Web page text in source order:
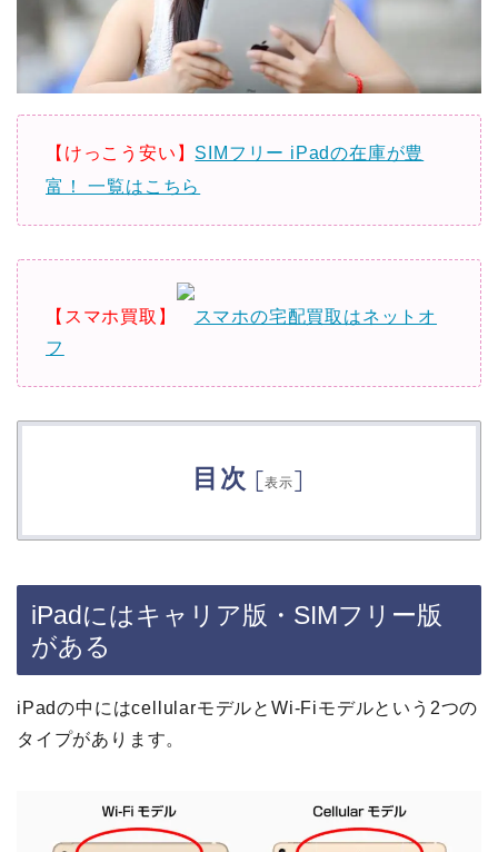
【けっこう安い】 SIMフリー iPadの在庫が豊
富！ 一覧はこちら
【スマホ買取】
スマホの宅配買取はネットオ
フ
目次 [表示]
iPadにはキャリア版・SIMフリー版
がある
iPadの中にはcellularモデルとWi-Fiモデルという2つの
タイプがあります。